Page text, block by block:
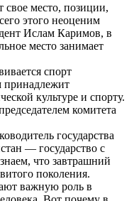
свое место, позиции,
этого неоценим
Ислам Каримов, в
место занимает
спорт
принадлежит
культуре и спорту.
комитета
государства
— государство с
что завтрашний
поколения.
важную роль в